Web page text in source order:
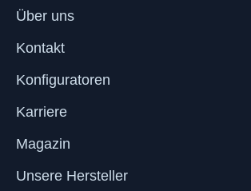
Über uns
Kontakt
Konfiguratoren
Karriere
Magazin
Unsere Hersteller